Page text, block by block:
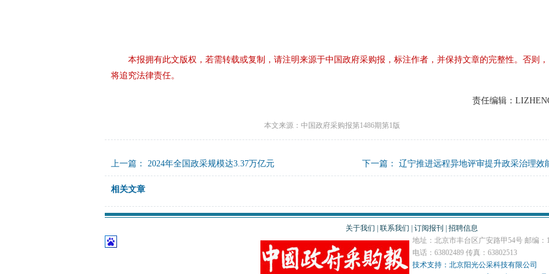
本报拥有此文版权，若需转载或复制，请注明来源于中国政府采购报，标注作者，并保持文章的完整性。否则，
将追究法律责任。
责任编辑：
本文来源：中国政府采购报第1486期第1版
下一篇： 辽宁推进远程异地评审提升政采治理效
上一篇： 2024年全国政采规模达3.37万亿元
相关文章
关于我们 联系我们 订阅报刊
招聘信息
地址：北京市丰台区广安路甲54号 邮编：
电话：63802489 传真：63802513
技术支持：北京阳光公采科技有限公司